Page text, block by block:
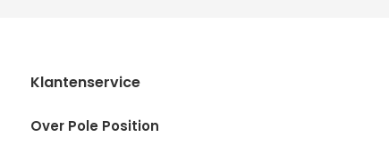
Klantenservice
Over Pole Position